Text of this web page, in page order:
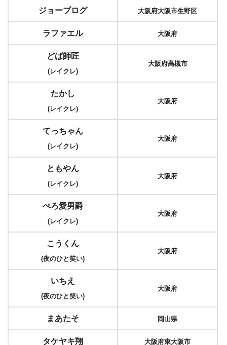
ジョーブログ 大阪府大阪市生野区
ラファエル 大阪府
どば師匠
(レイクレ)
大阪府高槻市
たかし
(レイクレ)
大阪府
てっちゃん
(レイクレ)
大阪府
ともやん
(レイクレ)
大阪府
ぺろ愛男爵
(レイクレ)
大阪府
こうくん
(夜のひと笑い)
大阪府
いちえ
(夜のひと笑い)
大阪府
まあたそ 岡山県
タケヤキ翔 大阪府東大阪市